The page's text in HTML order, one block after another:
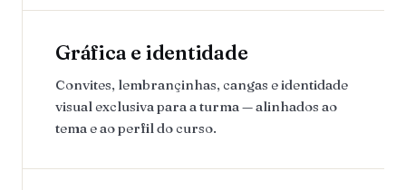
Gráfica e identidade
Convites, lembrançinhas, cangas e identidade
visual exclusiva para a turma — alinhados ao
tema e ao perfil do curso.